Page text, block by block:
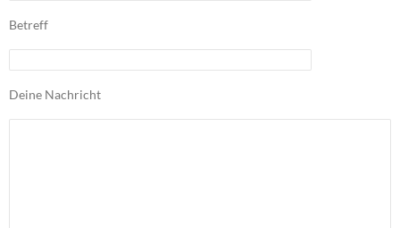
Betreff
Deine Nachricht